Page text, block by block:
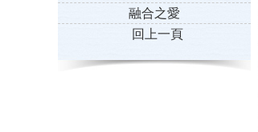
融合之愛
回上一頁